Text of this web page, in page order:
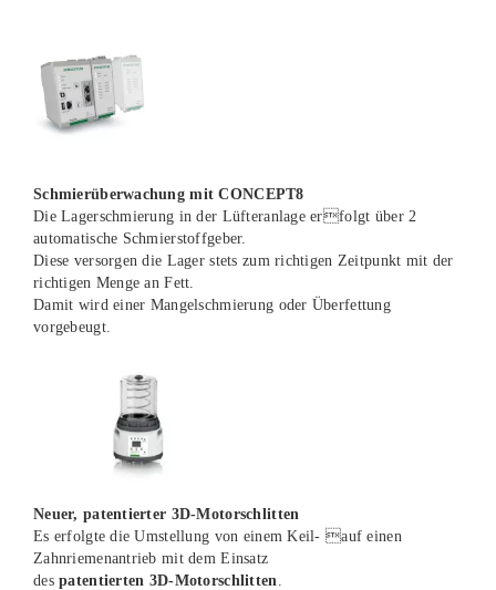
Schmierüberwachung mit CONCEPT8
Die Lagerschmierung in der Lüfteranlage erfolgt über 2
automatische Schmierstoffgeber.
Diese versorgen die Lager stets zum richtigen Zeitpunkt mit der
richtigen Menge an Fett.
Damit wird einer Mangelschmierung oder Überfettung
vorgebeugt.
Neuer, patentierter 3D-Motorschlitten
Es erfolgte die Umstellung von einem Keil- auf einen
Zahnriemenantrieb mit dem Einsatz
despatentierten 3D-Motorschlitten